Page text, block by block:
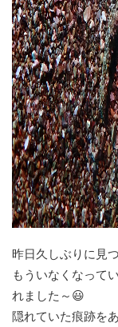
昨日久しぶりに見
もういなくなって
れました～😃
隠れていた痕跡を